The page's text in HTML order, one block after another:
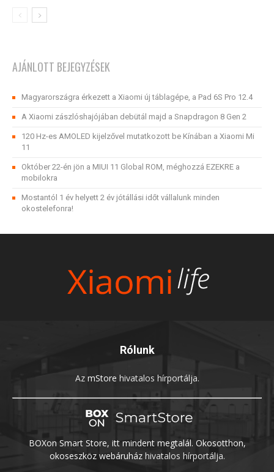
AJÁNLOTT BEJEGYZÉSEK
Magyarországra érkezett a Xiaomi új táblagépe, a Pad 6S Pro 12.4
A Xiaomi zászlóshajójában debütál majd a Snapdragon 8 Gen 2
120 Hz-es AMOLED kijelzővel mutatkozott be Kínában a Xiaomi Mi
11
Október 22-én jön a MIUI 11 Global ROM, méghozzá EZEKRE a
mobilokra
Mostantól 1 év helyett 2 év jótállási időt vállalunk minden
okostelefonra!
Rólunk
Az mStore hivatalos hírportálja.
BOXon Smart Store, itt mindent megtalál. Okosotthon,
okoseszköz webáruházhivatalos hírportálja.